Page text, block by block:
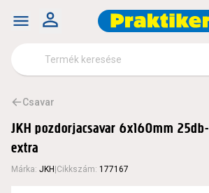
Csavar
JKH pozdorjacsavar 6x160mm
extra
Márka: JKH Cikkszám: 177167